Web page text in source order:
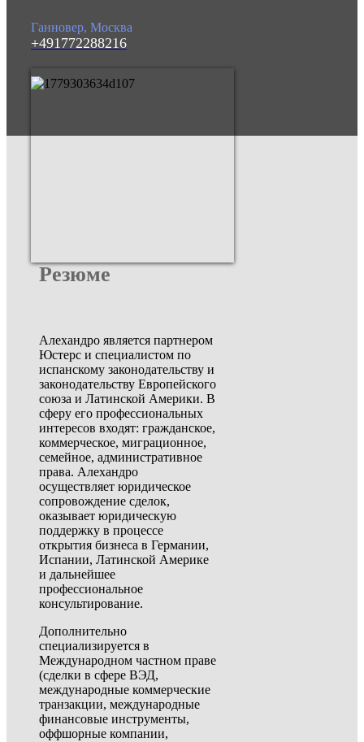
Ганновер, Москва
+491772288216
Резюме
Алехандро является партнером
Юстерс и специалистом по
испанскому законодательству и
законодательству Европейского
союза и Латинской Америки. В
сферу его профессиональных
интересов входят: гражданское,
коммерческое, миграционное,
семейное, административное
права. Алехандро
осуществляет юридическое
сопровождение сделок,
оказывает юридическую
поддержку в процессе
открытия бизнеса в Германии,
Испании, Латинской Америке
и дальнейшее
профессиональное
консультирование.
Дополнительно
специализируется в
Международном частном праве
(сделки в сфере ВЭД,
международные коммерческие
транзакции, международные
финансовые инструменты,
оффшорные компании,